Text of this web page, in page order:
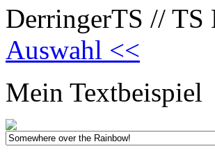
DerringerTS //
Auswahl <<
Mein Textbeispiel